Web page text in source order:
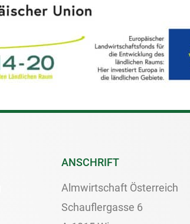
ANSCHRIFT
Almwirtschaft Österreich
Schauflergasse 6